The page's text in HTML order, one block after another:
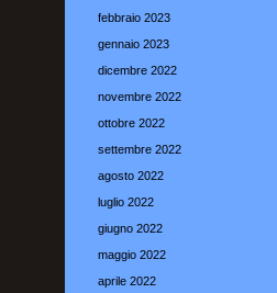
febbraio 2023
gennaio 2023
dicembre 2022
novembre 2022
ottobre 2022
settembre 2022
agosto 2022
luglio 2022
giugno 2022
maggio 2022
aprile 2022